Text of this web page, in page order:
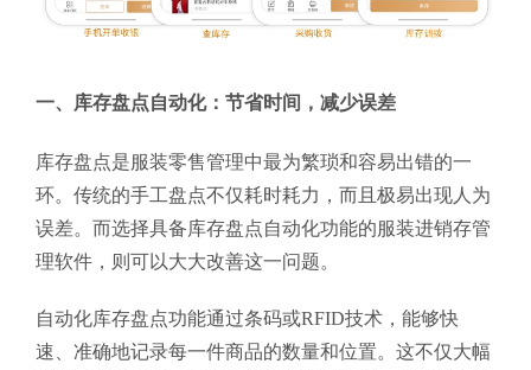
一、库存盘点自动化：节省时间，减少误差
库存盘点是服装零售管理中最为繁琐和容易出错的一
环。传统的手工盘点不仅耗时耗力，而且极易出现人为
误差。而选择具备库存盘点自动化功能的服装进销存管
理软件，则可以大大改善这一问题。
自动化库存盘点功能通过条码或RFID技术，能够快
速、准确地记录每一件商品的数量和位置。这不仅大幅